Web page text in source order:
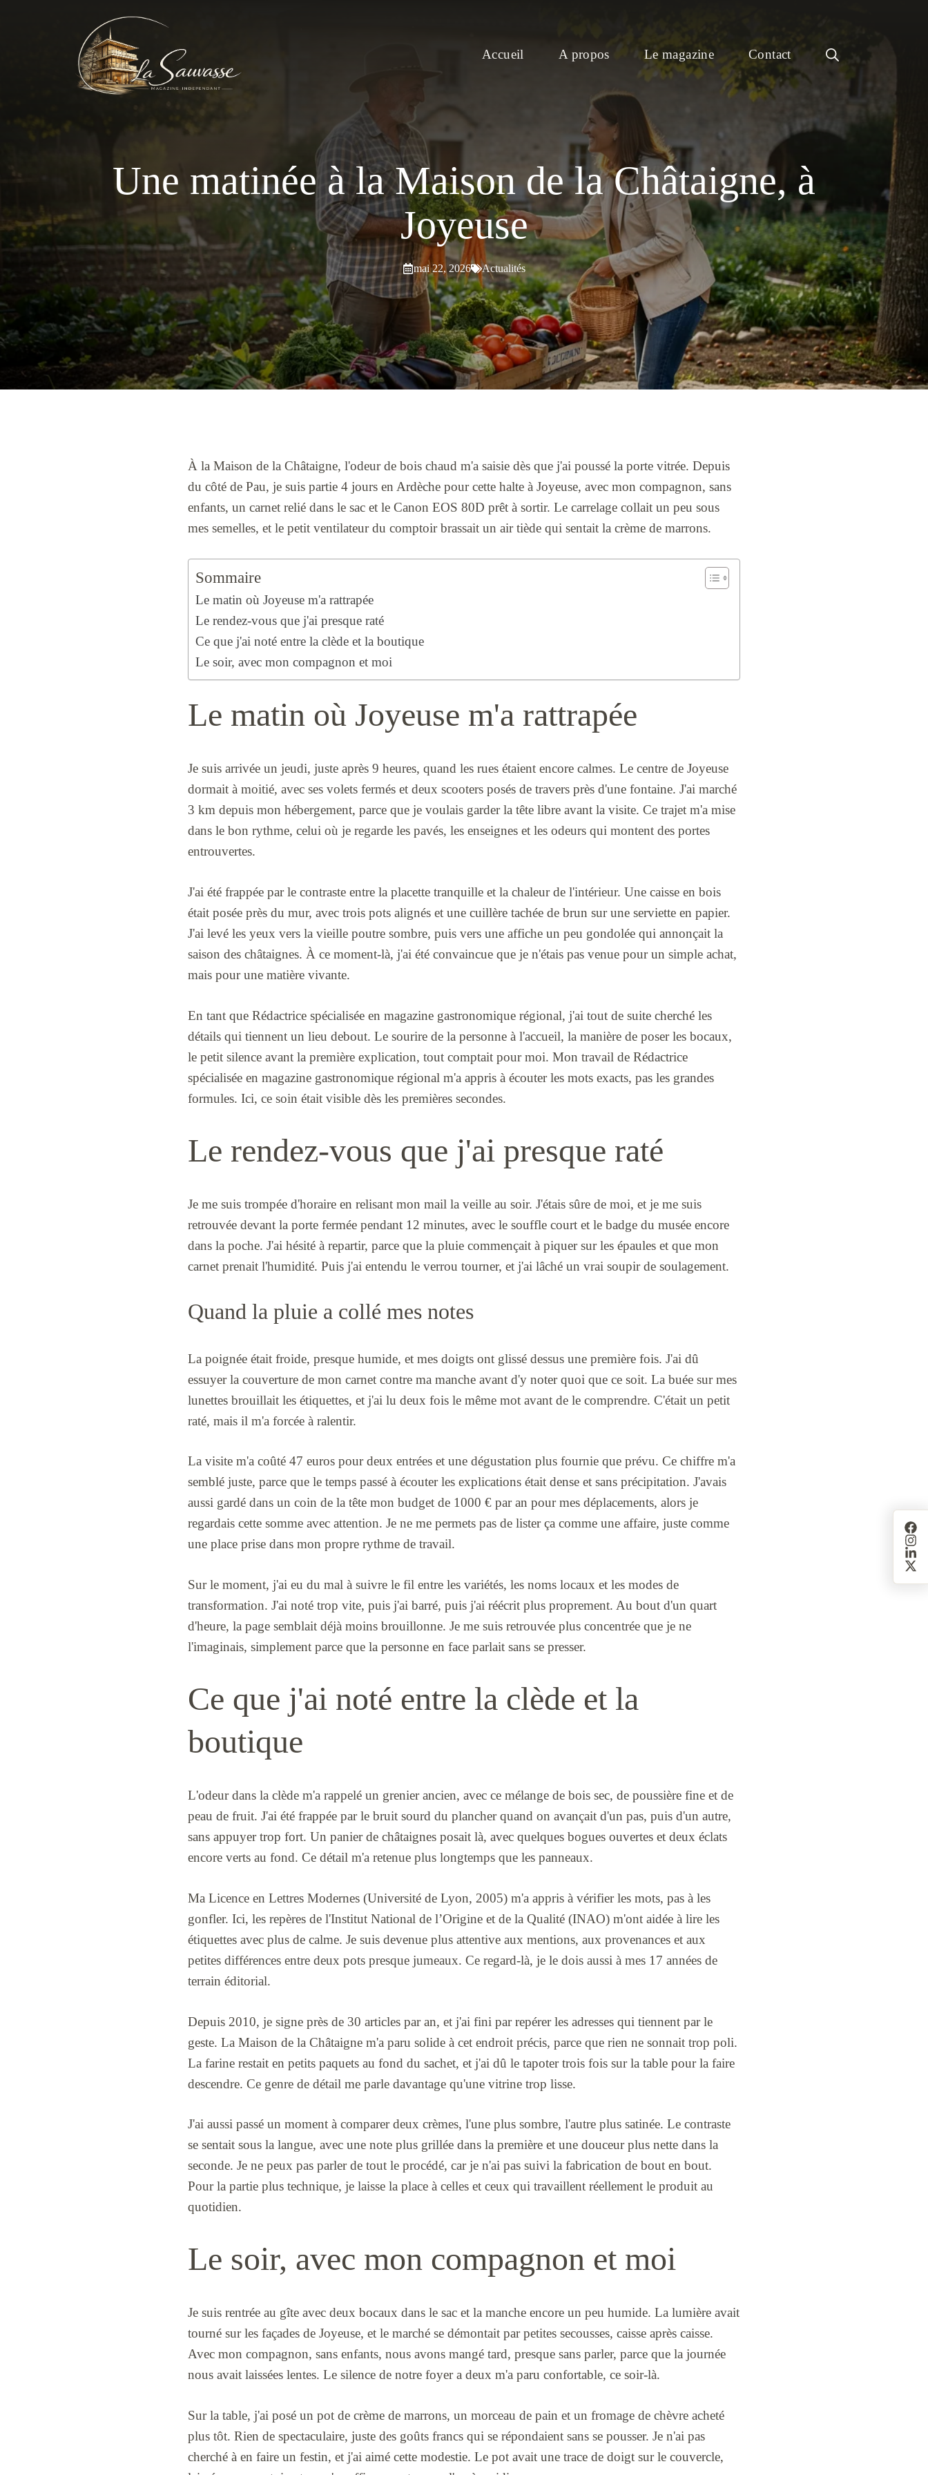
Accueil A propos Le magazine Contact
Une matinée à la Maison de la Châtaigne, à
Joyeuse
mai 22, 2026 Actualités
À la Maison de la Châtaigne, l'odeur de bois chaud m'a saisie dès que j'ai poussé la porte vitrée. Depuis
du côté de Pau, je suis partie 4 jours en Ardèche pour cette halte à Joyeuse, avec mon compagnon, sans
enfants, un carnet relié dans le sac et le Canon EOS 80D prêt à sortir. Le carrelage collait un peu sous
mes semelles, et le petit ventilateur du comptoir brassait un air tiède qui sentait la crème de marrons.
Sommaire
Le matin où Joyeuse m'a rattrapée
Le rendez-vous que j'ai presque raté
Ce que j'ai noté entre la clède et la boutique
Le soir, avec mon compagnon et moi
Le matin où Joyeuse m'a rattrapée
Je suis arrivée un jeudi, juste après 9 heures, quand les rues étaient encore calmes. Le centre de Joyeuse
dormait à moitié, avec ses volets fermés et deux scooters posés de travers près d'une fontaine. J'ai marché
3 km depuis mon hébergement, parce que je voulais garder la tête libre avant la visite. Ce trajet m'a mise
dans le bon rythme, celui où je regarde les pavés, les enseignes et les odeurs qui montent des portes
entrouvertes.
J'ai été frappée par le contraste entre la placette tranquille et la chaleur de l'intérieur. Une caisse en bois
était posée près du mur, avec trois pots alignés et une cuillère tachée de brun sur une serviette en papier.
J'ai levé les yeux vers la vieille poutre sombre, puis vers une affiche un peu gondolée qui annonçait la
saison des châtaignes. À ce moment-là, j'ai été convaincue que je n'étais pas venue pour un simple achat,
mais pour une matière vivante.
En tant que Rédactrice spécialisée en magazine gastronomique régional, j'ai tout de suite cherché les
détails qui tiennent un lieu debout. Le sourire de la personne à l'accueil, la manière de poser les bocaux,
le petit silence avant la première explication, tout comptait pour moi. Mon travail de Rédactrice
spécialisée en magazine gastronomique régional m'a appris à écouter les mots exacts, pas les grandes
formules. Ici, ce soin était visible dès les premières secondes.
Le rendez-vous que j'ai presque raté
Je me suis trompée d'horaire en relisant mon mail la veille au soir. J'étais sûre de moi, et je me suis
retrouvée devant la porte fermée pendant 12 minutes, avec le souffle court et le badge du musée encore
dans la poche. J'ai hésité à repartir, parce que la pluie commençait à piquer sur les épaules et que mon
carnet prenait l'humidité. Puis j'ai entendu le verrou tourner, et j'ai lâché un vrai soupir de soulagement.
Quand la pluie a collé mes notes
La poignée était froide, presque humide, et mes doigts ont glissé dessus une première fois. J'ai dû
essuyer la couverture de mon carnet contre ma manche avant d'y noter quoi que ce soit. La buée sur mes
lunettes brouillait les étiquettes, et j'ai lu deux fois le même mot avant de le comprendre. C'était un petit
raté, mais il m'a forcée à ralentir.
La visite m'a coûté 47 euros pour deux entrées et une dégustation plus fournie que prévu. Ce chiffre m'a
semblé juste, parce que le temps passé à écouter les explications était dense et sans précipitation. J'avais
aussi gardé dans un coin de la tête mon budget de 1000 € par an pour mes déplacements, alors je
regardais cette somme avec attention. Je ne me permets pas de lister ça comme une affaire, juste comme
une place prise dans mon propre rythme de travail.
Sur le moment, j'ai eu du mal à suivre le fil entre les variétés, les noms locaux et les modes de
transformation. J'ai noté trop vite, puis j'ai barré, puis j'ai réécrit plus proprement. Au bout d'un quart
d'heure, la page semblait déjà moins brouillonne. Je me suis retrouvée plus concentrée que je ne
l'imaginais, simplement parce que la personne en face parlait sans se presser.
Ce que j'ai noté entre la clède et la
boutique
L'odeur dans la clède m'a rappelé un grenier ancien, avec ce mélange de bois sec, de poussière fine et de
peau de fruit. J'ai été frappée par le bruit sourd du plancher quand on avançait d'un pas, puis d'un autre,
sans appuyer trop fort. Un panier de châtaignes posait là, avec quelques bogues ouvertes et deux éclats
encore verts au fond. Ce détail m'a retenue plus longtemps que les panneaux.
Ma Licence en Lettres Modernes (Université de Lyon, 2005) m'a appris à vérifier les mots, pas à les
gonfler. Ici, les repères de l'Institut National de l’Origine et de la Qualité (INAO) m'ont aidée à lire les
étiquettes avec plus de calme. Je suis devenue plus attentive aux mentions, aux provenances et aux
petites différences entre deux pots presque jumeaux. Ce regard-là, je le dois aussi à mes 17 années de
terrain éditorial.
Depuis 2010, je signe près de 30 articles par an, et j'ai fini par repérer les adresses qui tiennent par le
geste. La Maison de la Châtaigne m'a paru solide à cet endroit précis, parce que rien ne sonnait trop poli.
La farine restait en petits paquets au fond du sachet, et j'ai dû le tapoter trois fois sur la table pour la faire
descendre. Ce genre de détail me parle davantage qu'une vitrine trop lisse.
J'ai aussi passé un moment à comparer deux crèmes, l'une plus sombre, l'autre plus satinée. Le contraste
se sentait sous la langue, avec une note plus grillée dans la première et une douceur plus nette dans la
seconde. Je ne peux pas parler de tout le procédé, car je n'ai pas suivi la fabrication de bout en bout.
Pour la partie plus technique, je laisse la place à celles et ceux qui travaillent réellement le produit au
quotidien.
Le soir, avec mon compagnon et moi
Je suis rentrée au gîte avec deux bocaux dans le sac et la manche encore un peu humide. La lumière avait
tourné sur les façades de Joyeuse, et le marché se démontait par petites secousses, caisse après caisse.
Avec mon compagnon, sans enfants, nous avons mangé tard, presque sans parler, parce que la journée
nous avait laissées lentes. Le silence de notre foyer a deux m'a paru confortable, ce soir-là.
Sur la table, j'ai posé un pot de crème de marrons, un morceau de pain et un fromage de chèvre acheté
plus tôt. Rien de spectaculaire, juste des goûts francs qui se répondaient sans se pousser. Je n'ai pas
cherché à en faire un festin, et j'ai aimé cette modestie. Le pot avait une trace de doigt sur le couvercle,